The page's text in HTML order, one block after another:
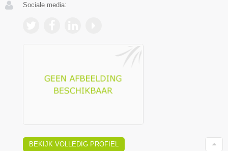
Sociale media:
BEKIJK VOLLEDIG PROFIEL